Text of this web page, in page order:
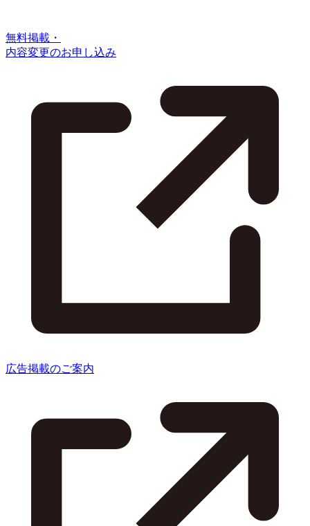
無料掲載・
内容変更のお申し込み
広告掲載のご案内